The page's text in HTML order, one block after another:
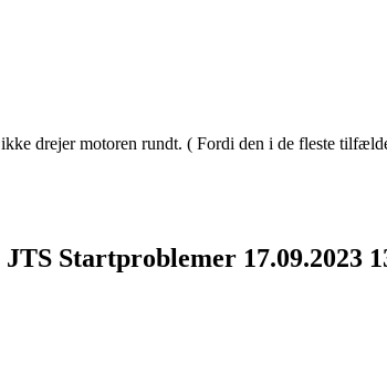
drejer motoren rundt. ( Fordi den i de fleste
JTS Startproblemer 17.09.2023